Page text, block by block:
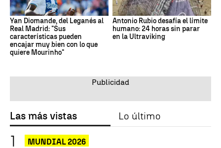
Yan Diomande, del Leganés al
Real Madrid: "Sus
características pueden
encajar muy bien con lo que
quiere Mourinho"
Antonio Rubio desafía el límite
humano: 24 horas sin parar
en la Ultraviking
Las más vistas Lo último
MUNDIAL 2026